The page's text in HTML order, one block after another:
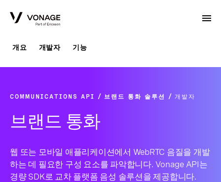
개요 개발자 기능
COMMUNICATIONS API 브랜드 통화 솔루션 개발자
브랜드 통화
웹 또는 모바일 애플리케이션에서 WebRTC 음질을 개발
하는 데 필요한 구성 요소를 파악합니다. Vonage API는
경량 SDK로 교차 플랫폼 음성 솔루션을 제공합니다.